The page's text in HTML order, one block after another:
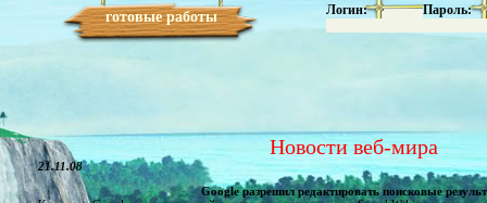
готовые работы Логин: Пароль:
Новости веб-мира
21.11.08
Google разрешил редактировать поисковые